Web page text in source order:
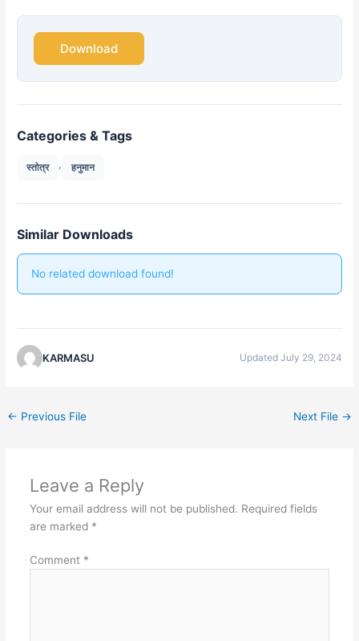
Download
Categories & Tags
स्तोत्र , हनुमान
Similar Downloads
No related download found!
KARMASU Updated July 29, 2024
← Previous File Next File →
Leave a Reply
Your email address will not be published. Required fields
are marked *
Comment *